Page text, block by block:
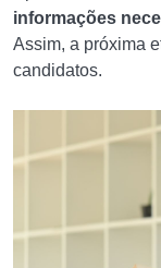
informações
Assim, a próxima
candidatos.